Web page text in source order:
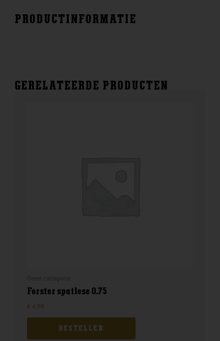
PRODUCTINFORMATIE
GERELATEERDE PRODUCTEN
Forster spatlese 0.75
€ 4,99
BESTELLEN